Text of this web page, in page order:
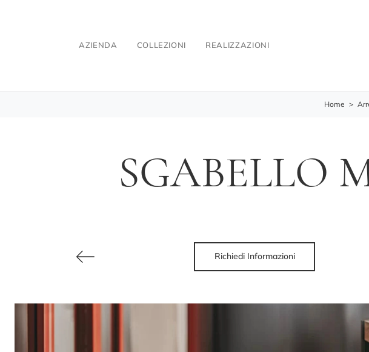
AZIENDA COLLEZIONI REALIZZAZIONI
Home >
SGABELLO
Richiedi Informazioni